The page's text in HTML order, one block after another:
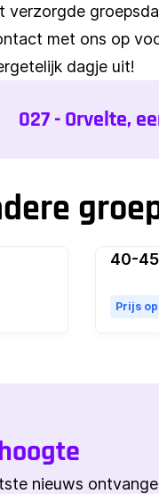
verzorgde
met ons op
dagje uit!
027 - Orvelte,
40-
Prijs
nieuws